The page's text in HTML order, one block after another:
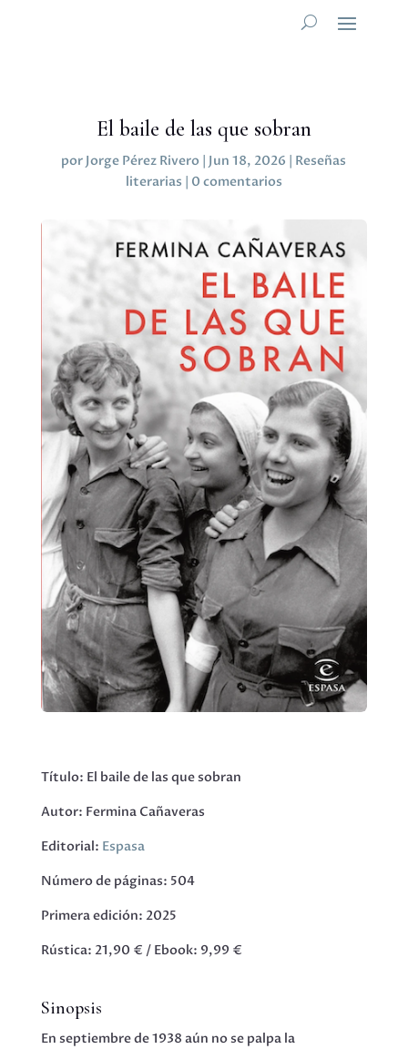
El baile de las que sobran
por Jorge Pérez Rivero | Jun 18, 2026 | Reseñas
literarias | 0 comentarios
Título: El baile de las que sobran
Autor: Fermina Cañaveras
Editorial: Espasa
Número de páginas: 504
Primera edición: 2025
Rústica: 21,90 € / Ebook: 9,99 €
Sinopsis
En septiembre de 1938 aún no se palpa la